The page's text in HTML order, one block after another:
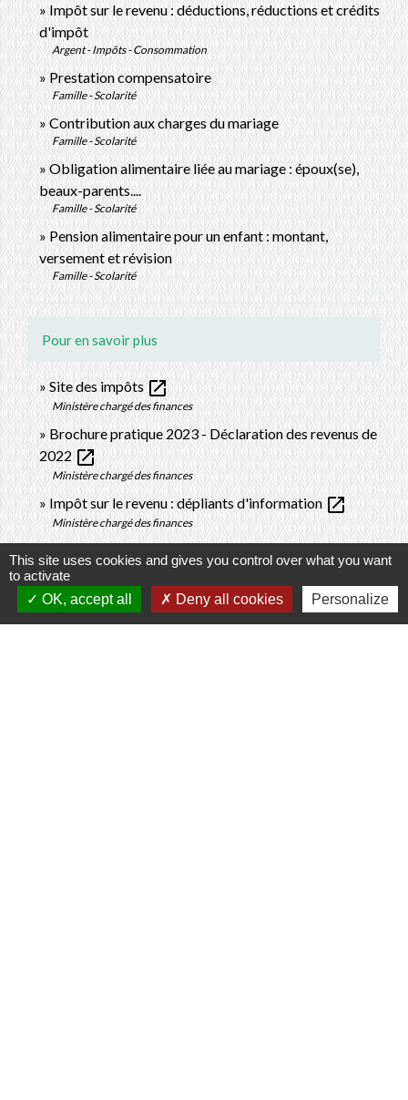
Impôt sur le revenu : déductions, réductions et crédits
d'impôt
Argent - Impôts - Consommation
Prestation compensatoire
Famille - Scolarité
Contribution aux charges du mariage
Famille - Scolarité
Obligation alimentaire liée au mariage : époux(se),
beaux-parents....
Famille - Scolarité
Pension alimentaire pour un enfant : montant,
versement et révision
Famille - Scolarité
Pour en savoir plus
Site des impôts open_in_new
Ministère chargé des finances
Brochure pratique 2023 - Déclaration des revenus de
2022 open_in_new
Ministère chargé des finances
Impôt sur le revenu : dépliants d'informationopen_in_new
Ministère chargé des finances
This site uses cookies and gives you control over what you want
to activate
OK, accept all
Deny all cookies Personalize